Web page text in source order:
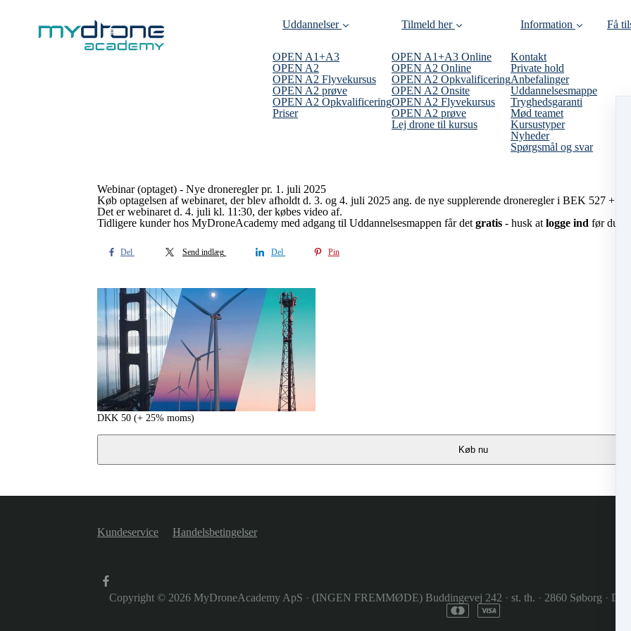
Uddannelser
OPEN A1+A3
OPEN A2
OPEN A2 Flyvekursus
OPEN A2 prøve
OPEN A2 Opkvalificering
Priser
Tilmeld her
OPEN A1+A3 Online
OPEN A2 Online
OPEN A2 Opkvalificering
OPEN A2 Onsite
OPEN A2 Flyvekursus
OPEN A2 prøve
Lej drone til kursus
Information
Kontakt
Private hold
Anbefalinger
Uddannelsesmappe
Tryghedsgaranti
Mød teamet
Kursustyper
Nyheder
Spørgsmål og svar
Få
Webinar (optaget) - Nye droneregler pr. 1. juli 2025
Køb optagelsen af webinaret, der blev afholdt d. 3. og 4. juli 2025 ang. de nye supplerende droneregler i BEK 527 +
Det er webinaret d. 4. juli kl. 11:30, der købes video af.
Tidligere kunder hos MyDroneAcademy med adgang til Uddannelsesmappen får det gratis - husk at logge ind før du
Del Send indlæg Del Pin
DKK 50 (+ 25% moms)
Køb nu
Kundeservice Handelsbetingelser
Copyright © 2026 MyDroneAcademy ApS · (INGEN FREMMØDE) Buddingevej 242 · st. th. · 2860 Søborg ·